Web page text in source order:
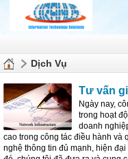
Dịch Vụ
Tư vấn
Ngày nay,
trong hoạt
doanh
cao trong công tác điều hành và
nghệ thông tin đủ mạnh, hiện